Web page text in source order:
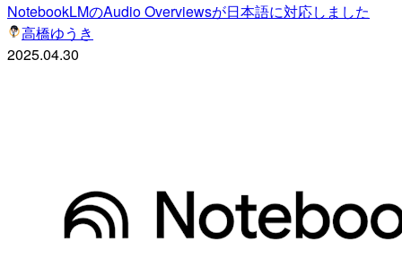
NotebookLMのAudio Overviewsが日本語に対応しました
高橋ゆうき
2025.04.30